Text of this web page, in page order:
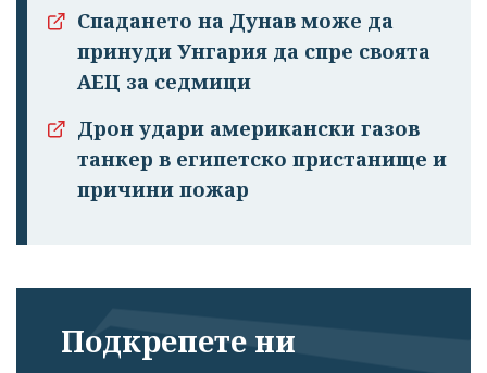
Спадането на Дунав може да
принуди Унгария да спре своята
АЕЦ за седмици
Дрон удари американски газов
танкер в египетско пристанище и
причини пожар
Подкрепете ни